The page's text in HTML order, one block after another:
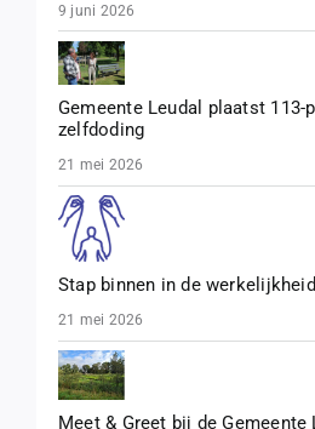
9 juni 2026
Gemeente Leudal plaatst 113-
zelfdoding
21 mei 2026
Stap binnen in de
21 mei 2026
Meet & Greet bij de Gemeente